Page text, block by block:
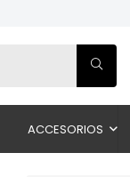
ACCESORIOS